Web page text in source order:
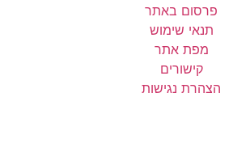
פרסום באתר
תנאי שימוש
מפת אתר
קישורים
הצהרת נגישות